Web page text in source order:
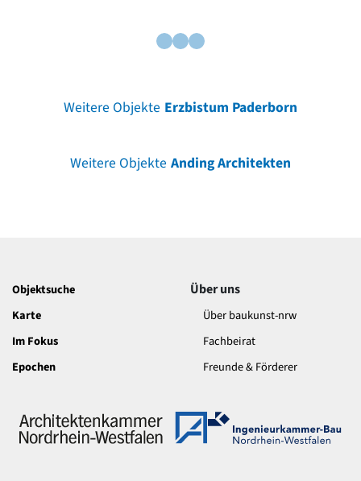
Weitere Objekte Erzbistum Paderborn
Weitere Objekte Anding Architekten
Objektsuche
Karte
Im Fokus
Epochen
Über uns
Über baukunst-nrw
Fachbeirat
Freunde & Förderer